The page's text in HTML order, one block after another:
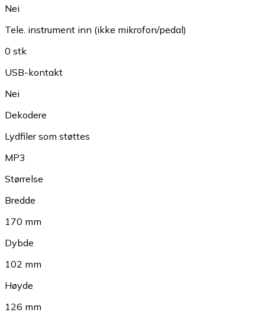
Nei
Tele. instrument inn (ikke mikrofon/pedal)
0 stk
USB-kontakt
Nei
Dekodere
Lydfiler som støttes
MP3
Størrelse
Bredde
170 mm
Dybde
102 mm
Høyde
126 mm